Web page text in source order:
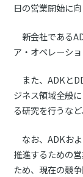
日の営業開始に
新会社である
ア・オペレーシ
また、ADKと
ジネス領域全般
る研究を行うな
なお、ADKお
推進するための
ため、現在の競